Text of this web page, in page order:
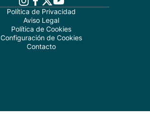
Política de Privacidad
Aviso Legal
Política de Cookies
Configuración de Cookies
Contacto